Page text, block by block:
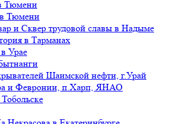
Тюмени
Тюмени
и Сквер трудовой славы в Надыме
в Тарманах
Урае
Шаимской нефти, г.Урай
и Февронии, п.Харп, ЯНАО